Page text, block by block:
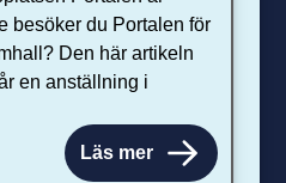
besöker du Portalen för
Den här artikeln
en anställning i
Läs mer